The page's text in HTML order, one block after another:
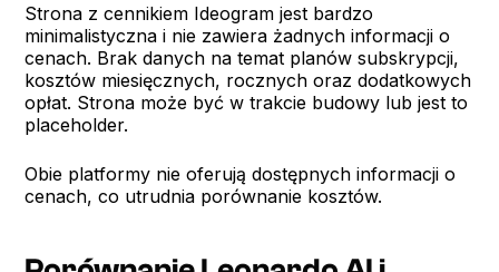
Strona z cennikiem Ideogram jest bardzo
minimalistyczna i nie zawiera żadnych informacji o
cenach. Brak danych na temat planów subskrypcji,
kosztów miesięcznych, rocznych oraz dodatkowych
opłat. Strona może być w trakcie budowy lub jest to
placeholder.
Obie platformy nie oferują dostępnych informacji o
cenach, co utrudnia porównanie kosztów.